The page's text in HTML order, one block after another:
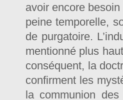
avoir encore
peine temporelle,
de purgatoire.
mentionné plus
conséquent, la
confirment les
la communion